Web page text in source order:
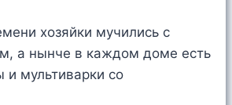
хозяйки мучились с
а нынче в каждом доме есть
мультиварки со